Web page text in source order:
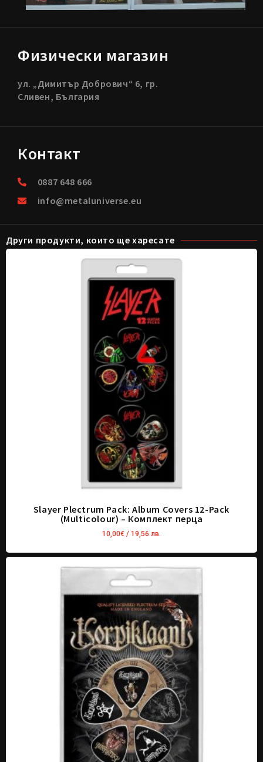
Физически магазин
ул. „Димитър Добрович“ 6, гр.
Сливен, България
Контакт
0887 648 666
info@metaluniverse.eu
Други продукти, които ще харесате
Slayer Plectrum Pack: Album Covers 12-Pack
(Multicolour) – Комплект перца
10,00€ / 19,56 лв.